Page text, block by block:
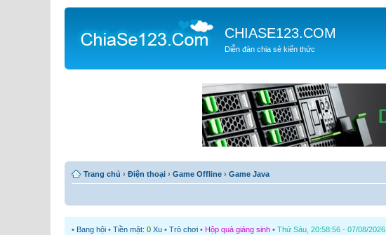
CHIASE123.COM
Diễn đàn chia sẻ kiến thức
Trang chủ › Điện thoại › Game Offline › Game Java
• Bang hội • Tiền mặt: 0 Xu • Trò chơi • Hộp quà giáng sinh • Thứ Sáu, 20:58:56 - 07/08/2026